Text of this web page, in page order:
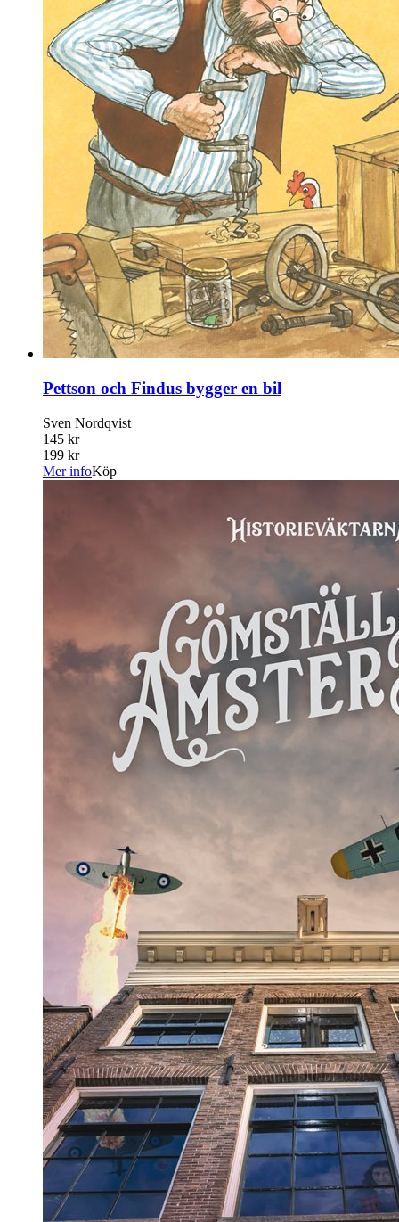
Pettson och Findus bygger en bil
Sven Nordqvist
145 kr
199 kr
Mer infoKöp